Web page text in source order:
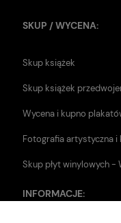
SKUP / WYCENA:
Skup książek
Skup książek
Wycena i kupno
Fotografia artystyczna
Skup płyt winylowych -
INFORMACJE: